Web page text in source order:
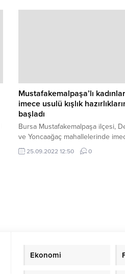
Mustafakemalpaşa’lı kadınlar
imece usulü kışlık
başladı
Bursa Mustafakemalpaşa ilçesi,
ve Yoncaağaç mahallelerinde
usulü kışlık erişte ve yufka
başladı.
25.09.2022 12:50 0
Ekonomi